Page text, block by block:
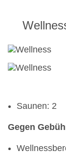
Saunen: 2
Gegen